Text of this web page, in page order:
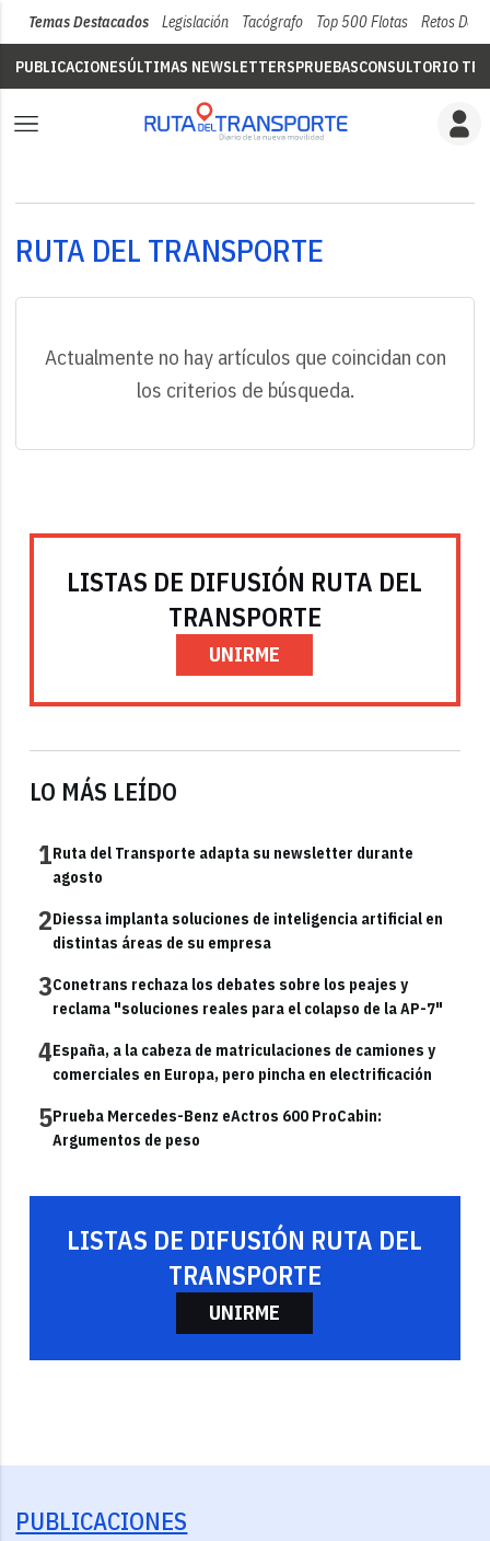
Temas Destacados Legislación Tacógrafo Top 500 Flotas Retos Del
PUBLICACIONESÚLTIMAS NEWSLETTERSPRUEBASCONSULTORIO
RUTA DEL TRANSPORTE
Actualmente no hay artículos que coincidan con
los criterios de búsqueda.
LISTAS DE DIFUSIÓN RUTA DEL
TRANSPORTE
UNIRME
LO MÁS LEÍDO
1Ruta del Transporte adapta su newsletter durante
agosto
2Diessa implanta soluciones de inteligencia artificial en
distintas áreas de su empresa
3Conetrans rechaza los debates sobre los peajes y
reclama "soluciones reales para el colapso de la AP-7"
4España, a la cabeza de matriculaciones de camiones y
comerciales en Europa, pero pincha en electrificación
5Prueba Mercedes-Benz eActros 600 ProCabin:
Argumentos de peso
LISTAS DE DIFUSIÓN RUTA DEL
TRANSPORTE
UNIRME
PUBLICACIONES